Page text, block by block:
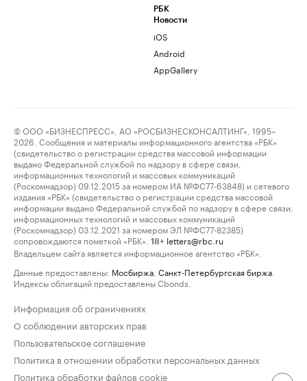
РБК
Новости
iOS
Android
AppGallery
© ООО «БИЗНЕСПРЕСС», АО «РОСБИЗНЕСКОНСАЛТИНГ», 1995–
2026. Сообщения и материалы информационного агентства «РБК»
(свидетельство о регистрации средства массовой информации
выдано Федеральной службой по надзору в сфере связи,
информационных технологий и массовых коммуникаций
(Роскомнадзор) 09.12.2015 за номером ИА №ФС77-63848) и сетевого
издания «РБК» (свидетельство о регистрации средства массовой
информации выдано Федеральной службой по надзору в сфере связи,
информационных технологий и массовых коммуникаций
(Роскомнадзор) 03.12.2021 за номером ЭЛ №ФС77-82385)
сопровождаются пометкой «РБК».
18+ letters@rbc.ru
Владельцем сайта является информационное агентство «РБК».
Данные предоставлены: Мосбиржа Санкт-Петербургская биржа
Индексы облигаций предоставлены Cbonds.
Информация об ограничениях
О соблюдении авторских прав
Пользовательское соглашение
Политика в отношении обработки персональных данных
Политика обработки файлов cookie